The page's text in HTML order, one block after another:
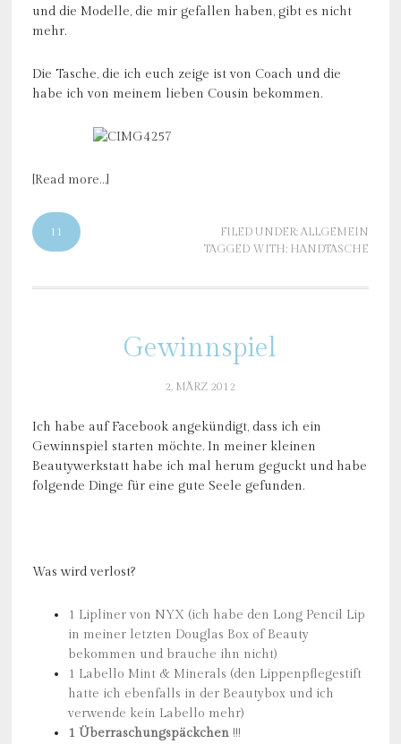
und die Modelle, die mir gefallen haben, gibt es nicht
mehr.
Die Tasche, die ich euch zeige ist von Coach und die
habe ich von meinem lieben Cousin bekommen.
[Read more…]
11 FILED UNDER:ALLGEMEIN
TAGGED WITH: HANDTASCHE
Gewinnspiel
2. MÄRZ 2012
Ich habe auf Facebook angekündigt, dass ich ein
Gewinnspiel starten möchte. In meiner kleinen
Beautywerkstatt habe ich mal herum geguckt und habe
folgende Dinge für eine gute Seele gefunden.
Was wird verlost?
1 Lipliner von NYX (ich habe den Long Pencil Lip
in meiner letzten Douglas Box of Beauty
bekommen und brauche ihn nicht)
1 Labello Mint & Minerals (den Lippenpflegestift
hatte ich ebenfalls in der Beautybox und ich
verwende kein Labello mehr)
1 Überraschungspäckchen!!!